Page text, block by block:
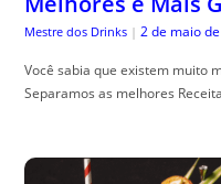
Mestre dos Drinks | 2 de maio
Você sabia que existem muito
Separamos as melhores